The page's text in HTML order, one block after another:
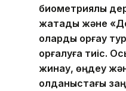
биометриялық
жатады және
оларды қорғау
қорғалуға тиіс.
жинау, өңдеу
қолданыстағы